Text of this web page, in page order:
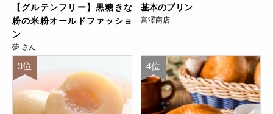
【グルテンフリー】黒糖きな
粉の米粉オールドファッショ
ン
夢 さん
基本のプリン
富澤商店
3位 4位